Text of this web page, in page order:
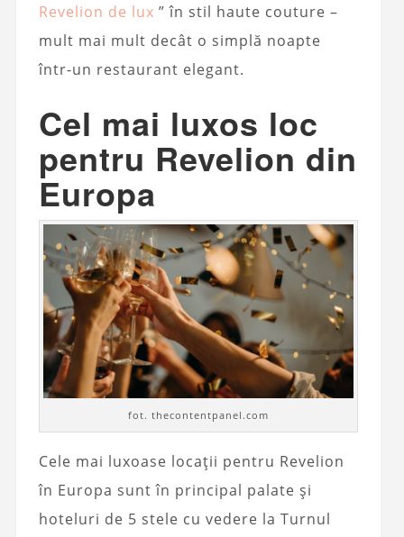
Revelion de lux ” în stil haute couture –
mult mai mult decât o simplă noapte
într-un restaurant elegant.
Cel mai luxos loc
pentru Revelion din
Europa
fot. thecontentpanel.com
Cele mai luxoase locații pentru Revelion
în Europa sunt în principal palate și
hoteluri de 5 stele cu vedere la Turnul